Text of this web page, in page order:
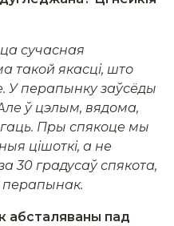
сучасная
такой якасці, што
У перапынку заўсёды
ў цэлым, вядома,
Пры спякоце мы
цішоткі, а не
30 градусаў спякота,
перапынак.
абсталяваны пад